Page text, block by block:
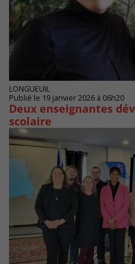
LONGUEUIL
Publié le 19 janvier 2026 à 06h20
Deux enseignantes
scolaire